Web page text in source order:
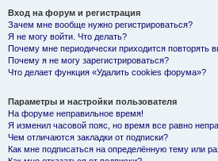
Вход на форум и регистрация
Зачем мне вообще нужно регистрироваться?
Я не могу войти. Что делать?
Почему мне периодически приходится повторять
Почему я не могу зарегистрироваться?
Что делает функция «Удалить cookies форума»?
Параметры и настройки пользователя
На форуме неправильное время!
Я изменил часовой пояс, но время все равно
Чем отличаются закладки от подписки?
Как мне подписаться на определённую тему или